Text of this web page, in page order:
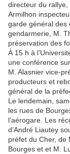
directeur du
Armilhon
garde général des
gendarmerie, M.
préservation des
À 15 h à
une conférence
M. Alasnier vice-
producteurs et
général de la
Le lendemain,
les rues de
l’aérogare. Les
d’André Liautey
préfet du Cher, de
Bourges et et M.